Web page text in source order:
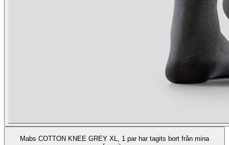
Mabs COTTON KNEE GREY XL, 1 par har tagits bort från mina